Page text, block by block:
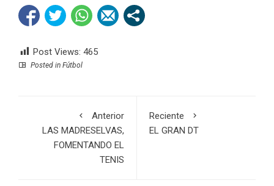
Post Views: 465
Posted in Fútbol
Anterior
LAS MADRESELVAS,
FOMENTANDO EL
TENIS
Reciente
EL GRAN DT